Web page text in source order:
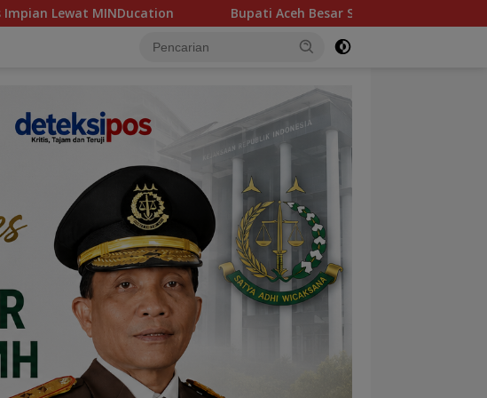
Bupati Aceh Besar Suntik Semangat Paskibraka Jelang Upacara HUT RI